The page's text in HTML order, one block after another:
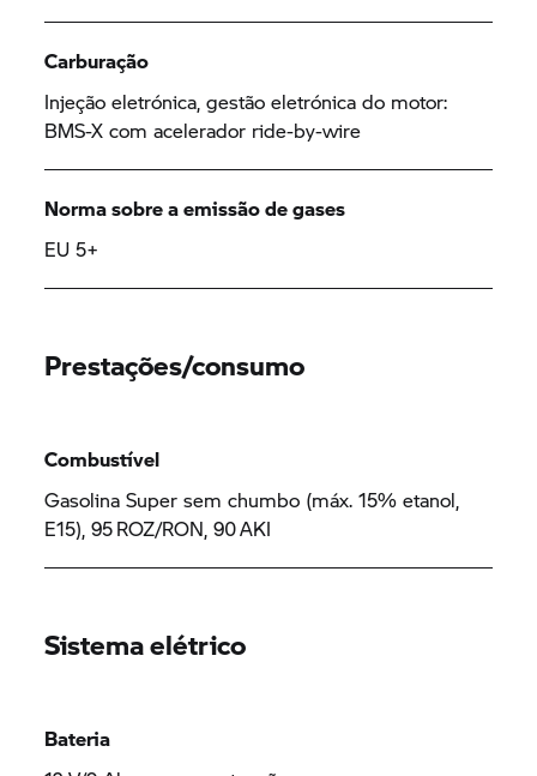
Carburação
Injeção eletrónica, gestão eletrónica do motor:
BMS-X com acelerador ride-by-wire
Norma sobre a emissão de gases
EU 5+
Prestações/consumo
Combustível
Gasolina Super sem chumbo (máx. 15% etanol,
E15), 95 ROZ/RON, 90 AKI
Sistema elétrico
Bateria